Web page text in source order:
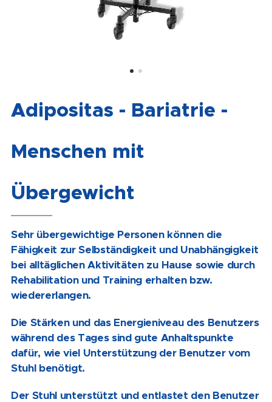
Adipositas - Bariatrie -
Menschen mit
Übergewicht
Sehr übergewichtige Personen können die
Fähigkeit zur Selbständigkeit und Unabhängigkeit
bei alltäglichen Aktivitäten zu Hause sowie durch
Rehabilitation und Training erhalten bzw.
wiedererlangen.
Die Stärken und das Energieniveau des Benutzers
während des Tages sind gute Anhaltspunkte
dafür, wie viel Unterstützung der Benutzer vom
Stuhl benötigt.
Der Stuhl unterstützt und entlastet den Benutzer